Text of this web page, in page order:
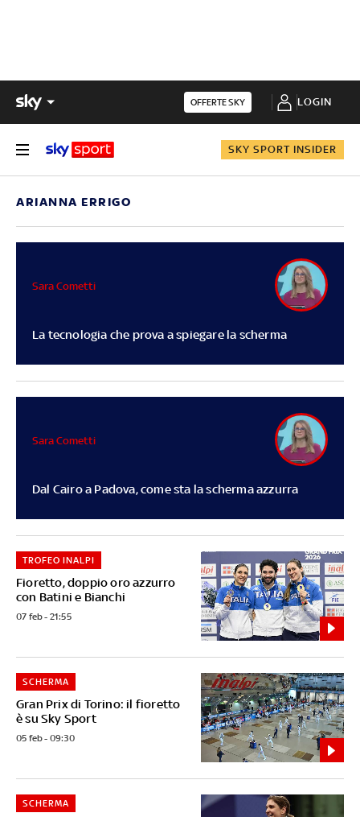
OFFERTE SKY LOGIN
SKY SPORT INSIDER
ARIANNA ERRIGO
La tecnologia che prova a spiegare la scherma
Sara Cometti
Dal Cairo a Padova, come sta la scherma azzurra
Sara Cometti
Fioretto, doppio oro azzurro
con Batini e Bianchi
TROFEO INALPI
07 feb - 21:55
Gran Prix di Torino: il fioretto
è su Sky Sport
SCHERMA
05 feb - 09:30
SCHERMA